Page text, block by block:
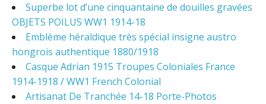
h
o
Superbe lot d’une cinquantaine de douilles gravées
OBJETS POILUS WW1 1914-18
Emblème héraldique très spécial insigne austro
hongrois authentique 1880/1918
Casque Adrian 1915 Troupes Coloniales France
1914-1918 / WW1 French Colonial
Artisanat De Tranchée 14-18 Porte-Photos